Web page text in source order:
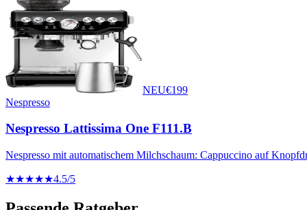
NEU€199
Nespresso
Nespresso Lattissima One F111.B
Nespresso mit automatischem Milchschaum: Cappuccino auf
★★★★★4.5/5